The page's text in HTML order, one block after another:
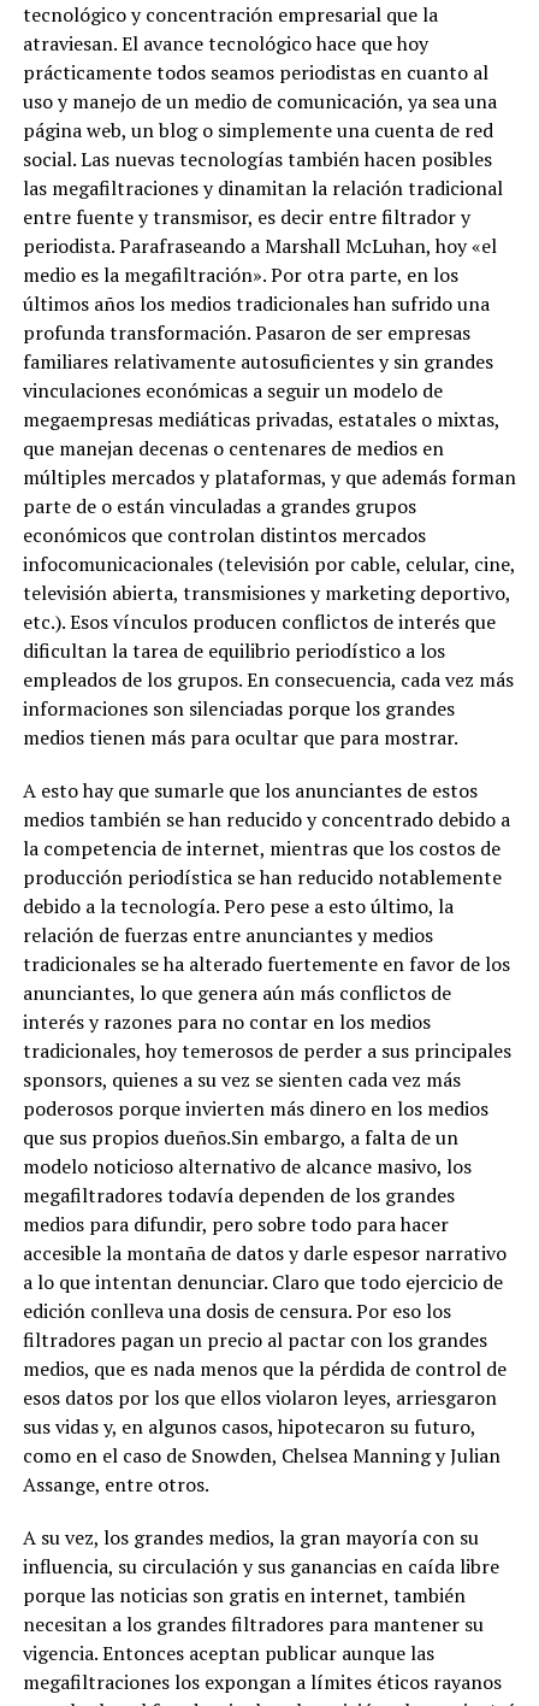
tecnológico y concentración empresarial que la
atraviesan. El avance tecnológico hace que hoy
prácticamente todos seamos periodistas en cuanto al
uso y manejo de un medio de comunicación, ya sea una
página web, un blog o simplemente una cuenta de red
social. Las nuevas tecnologías también hacen posibles
las megafiltraciones y dinamitan la relación tradicional
entre fuente y transmisor, es decir entre filtrador y
periodista. Parafraseando a Marshall McLuhan, hoy «el
medio es la megafiltración». Por otra parte, en los
últimos años los medios tradicionales han sufrido una
profunda transformación. Pasaron de ser empresas
familiares relativamente autosuficientes y sin grandes
vinculaciones económicas a seguir un modelo de
megaempresas mediáticas privadas, estatales o mixtas,
que manejan decenas o centenares de medios en
múltiples mercados y plataformas, y que además forman
parte de o están vinculadas a grandes grupos
económicos que controlan distintos mercados
infocomunicacionales (televisión por cable, celular, cine,
televisión abierta, transmisiones y marketing deportivo,
etc.). Esos vínculos producen conflictos de interés que
dificultan la tarea de equilibrio periodístico a los
empleados de los grupos. En consecuencia, cada vez más
informaciones son silenciadas porque los grandes
medios tienen más para ocultar que para mostrar.
A esto hay que sumarle que los anunciantes de estos
medios también se han reducido y concentrado debido a
la competencia de internet, mientras que los costos de
producción periodística se han reducido notablemente
debido a la tecnología. Pero pese a esto último, la
relación de fuerzas entre anunciantes y medios
tradicionales se ha alterado fuertemente en favor de los
anunciantes, lo que genera aún más conflictos de
interés y razones para no contar en los medios
tradicionales, hoy temerosos de perder a sus principales
sponsors, quienes a su vez se sienten cada vez más
poderosos porque invierten más dinero en los medios
que sus propios dueños.Sin embargo, a falta de un
modelo noticioso alternativo de alcance masivo, los
megafiltradores todavía dependen de los grandes
medios para difundir, pero sobre todo para hacer
accesible la montaña de datos y darle espesor narrativo
a lo que intentan denunciar. Claro que todo ejercicio de
edición conlleva una dosis de censura. Por eso los
filtradores pagan un precio al pactar con los grandes
medios, que es nada menos que la pérdida de control de
esos datos por los que ellos violaron leyes, arriesgaron
sus vidas y, en algunos casos, hipotecaron su futuro,
como en el caso de Snowden, Chelsea Manning y Julian
Assange, entre otros.
A su vez, los grandes medios, la gran mayoría con su
influencia, su circulación y sus ganancias en caída libre
porque las noticias son gratis en internet, también
necesitan a los grandes filtradores para mantener su
vigencia. Entonces aceptan publicar aunque las
megafiltraciones los expongan a límites éticos rayanos